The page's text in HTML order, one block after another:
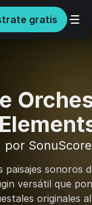
gratis
por SonuScore
paisajes sonoros
versátil que
originales